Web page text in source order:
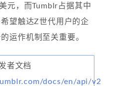
元，而Tumblr占据其中
望触达Z世代用户的企
运作机制至关重要。
者文档
docs/en/api/v2